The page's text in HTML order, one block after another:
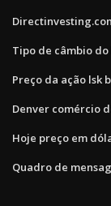
Tipo de câmbio
Preço da ação lsk
Denver comércio
Hoje preço em
Quadro de